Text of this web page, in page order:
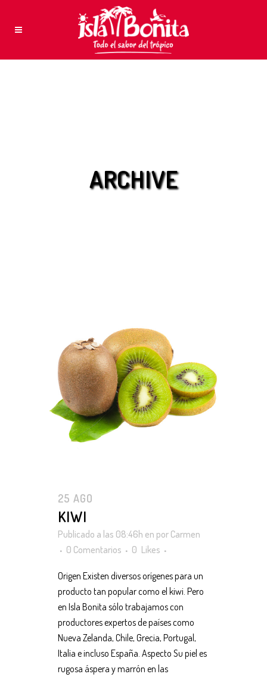
ARCHIVE
25 AGO
KIWI
Publicado a las 08:46h en por Carmen
0 Comentarios
0 Likes
Origen Existen diversos orígenes para un
producto tan popular como el kiwi. Pero
en Isla Bonita sólo trabajamos con
productores expertos de países como
Nueva Zelanda, Chile, Grecia, Portugal,
Italia e incluso España. Aspecto Su piel es
rugosa áspera y marrón en las